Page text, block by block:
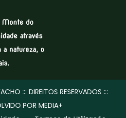
Monte do
através
a natureza, o
::: DIREITOS RESERVADOS :::
POR MEDIA+